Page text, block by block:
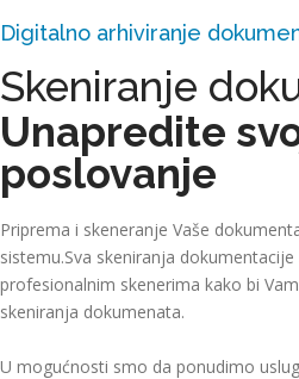
Digitalno arhiviranje
Skeniranje
Unapredite
poslovanje
Priprema i skeneranje Vaše
sistemu.Sva skeniranja
profesionalnim skenerima kako bi
skeniranja dokumenata.
U mogućnosti smo da ponudimo